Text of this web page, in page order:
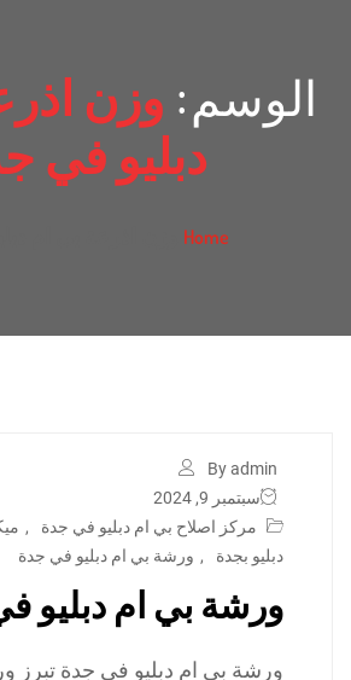
الوسم: وزن
دبليو في
Home
By admin
سبتمبر 9, 2024
مركز اصلاح بي ام دبليو في جدة
,
دبليو بجدة
, ورشة بي ام دبليو في جدة
ورشة بي ام دبليو
ورشة بي ام دبليو في جدة تبرز